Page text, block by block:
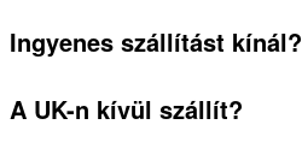
Ingyenes szállítást kínál?
A UK-n kívül szállít?